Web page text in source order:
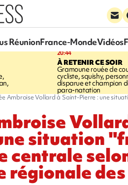
RéunionFrance-MondeVidéos
20:44
À RETENIR CE SOIR
Gramoune rouée de
cycliste, squishy,
disparue et champion
para-natation
Ambroise Vollard à Saint-Pierre : une
situation
centrale
régionale